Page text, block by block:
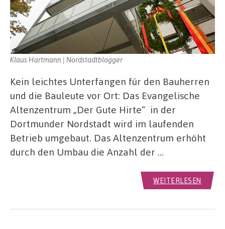
Klaus Hartmann | Nordstadtblogger
Kein leichtes Unterfangen für den Bauherren
und die Bauleute vor Ort: Das Evangelische
Altenzentrum „Der Gute Hirte“ in der
Dortmunder Nordstadt wird im laufenden
Betrieb umgebaut. Das Altenzentrum erhöht
durch den Umbau die Anzahl der …
WEITERLESEN